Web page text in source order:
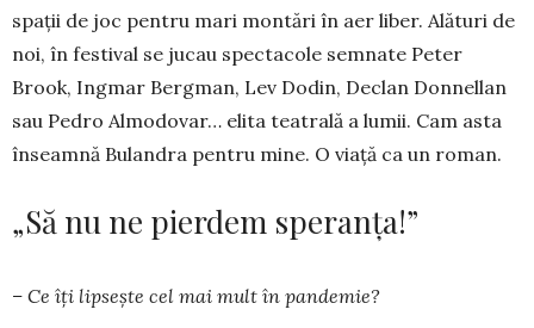
spa­ții de joc pentru mari mon­tări în aer liber. Ală­turi de
noi, în festival se jucau spectacole semnate Peter
Brook, Ingmar Bergman, Lev Dodin, Declan Donnellan
sau Pedro Almo­do­var… elita teatrală a lumii. Cam asta
înseamnă Bulandra pentru mine. O viață ca un roman.
„Să nu ne pierdem speranța!”
– Ce îți lipsește cel mai mult în pandemie?